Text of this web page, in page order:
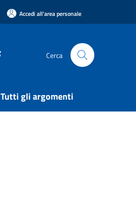
Accedi all'area personale
Cerca
Tutti gli argomenti